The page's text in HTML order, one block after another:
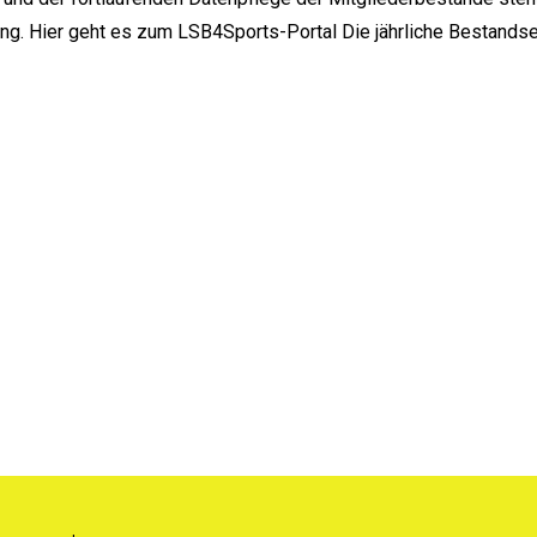
Hier geht es zum LSB4Sports-Portal Die jährliche